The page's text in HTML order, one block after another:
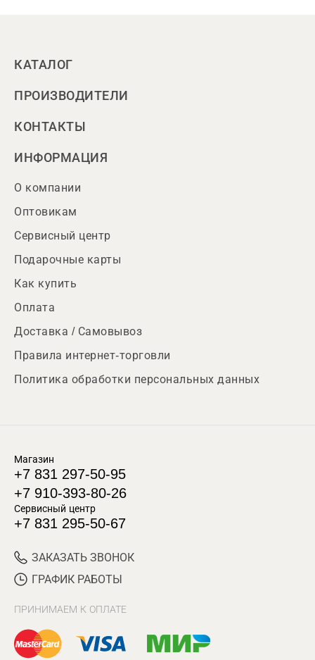
КАТАЛОГ
ПРОИЗВОДИТЕЛИ
КОНТАКТЫ
ИНФОРМАЦИЯ
О компании
Оптовикам
Сервисный центр
Подарочные карты
Как купить
Оплата
Доставка / Самовывоз
Правила интернет-торговли
Политика обработки персональных данных
Магазин
+7 831 297-50-95
+7 910-393-80-26
Сервисный центр
+7 831 295-50-67
ЗАКАЗАТЬ ЗВОНОК
ГРАФИК РАБОТЫ
ПРИНИМАЕМ К ОПЛАТЕ